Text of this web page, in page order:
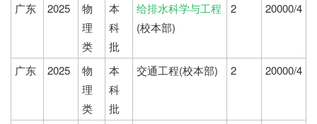
广东 2025
物
理
类
本
科
批
给排水科学与工程
(校本部)
2 20000/4
广东 2025
物
理
类
本
科
批
交通工程(校本部) 2 20000/4